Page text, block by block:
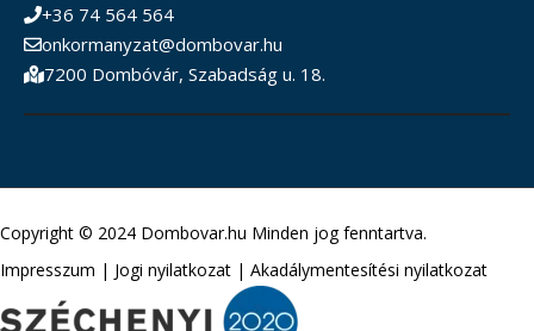
+36 74 564 564
onkormanyzat@dombovar.hu
7200 Dombóvár, Szabadság u. 18.
Copyright © 2024 Dombovar.hu Minden jog fenntartva.
Impresszum | Jogi nyilatkozat | Akadálymentesítési nyilatkozat